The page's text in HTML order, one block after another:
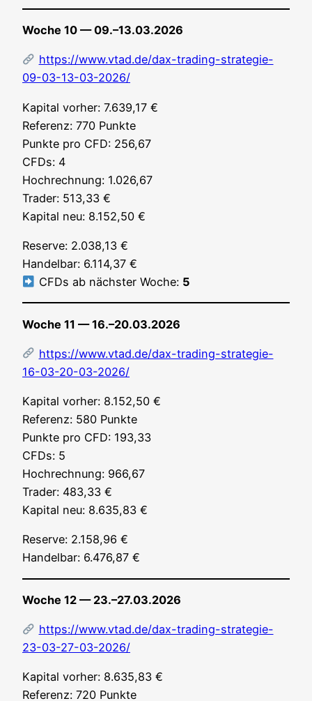
Woche 10 — 09.–13.03.2026
https://www.vtad.de/dax-trading-strategie-
09-03-13-03-2026/
Kapi­tal vor­her: 7.639,17 €
Refe­renz: 770 Punk­te
Punk­te pro CFD: 256,67
CFDs: 4
Hoch­rech­nung: 1.026,67
Trader: 513,33 €
Kapi­tal neu: 8.152,50 €
Reser­ve: 2.038,13 €
Han­del­bar: 6.114,37 €
CFDs ab nächs­ter Woche: 5
Woche 11 — 16.–20.03.2026
https://www.vtad.de/dax-trading-strategie-
16-03-20-03-2026/
Kapi­tal vor­her: 8.152,50 €
Refe­renz: 580 Punk­te
Punk­te pro CFD: 193,33
CFDs: 5
Hoch­rech­nung: 966,67
Trader: 483,33 €
Kapi­tal neu: 8.635,83 €
Reser­ve: 2.158,96 €
Han­del­bar: 6.476,87 €
Woche 12 — 23.–27.03.2026
https://www.vtad.de/dax-trading-strategie-
23-03-27-03-2026/
Kapi­tal vor­her: 8.635,83 €
Refe­renz: 720 Punk­te